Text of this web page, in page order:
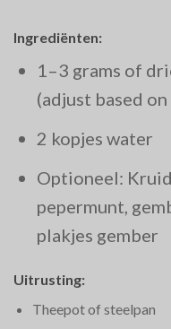
Ingrediënten:
1–3 grams of
(adjust based
2 kopjes water
Optioneel:
pepermunt,
plakjes gember
Uitrusting:
Theepot of steelpan